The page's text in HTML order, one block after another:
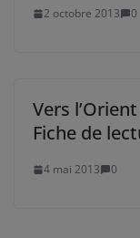
2 octobre 2013 0
Vers
Fiche de
4 mai 2013 0